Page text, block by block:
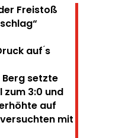
Freistoß
auf ́s
setzte
3:0 und
auf
mit